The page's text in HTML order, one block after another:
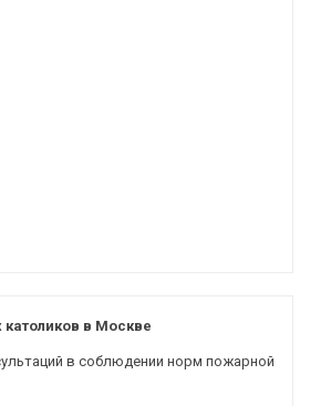
в Москве
в соблюдении норм пожарной